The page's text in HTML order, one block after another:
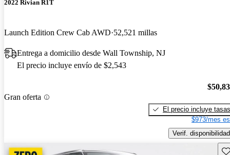
2022 Rivian R1T
Launch Edition Crew Cab AWD 52,521 millas
Entrega a domicilio desde Wall Township, NJ
El precio incluye envío de $2,543
Gran oferta
El precio incluye tasas
$973/mes
Verif. disponibilidad